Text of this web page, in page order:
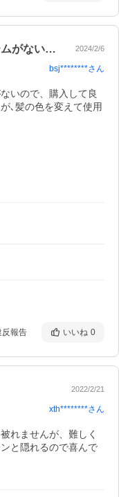
髪が細くてコシがなくボリュームがないの… 2024/2/6
bsj********さん
いので、購入して良
､髪の色を変えて使用
反報告 いいね 0
2022/2/21
xth********さん
れませんが、難しく
と隠れるので喜んで